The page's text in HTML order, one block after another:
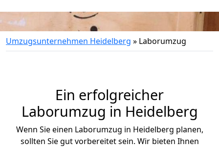
Umzugsunternehmen Heidelberg » Laborumzug
Ein erfolgreicher
Laborumzug in Heidelberg
Wenn Sie einen Laborumzug in Heidelberg planen,
sollten Sie gut vorbereitet sein. Wir bieten Ihnen